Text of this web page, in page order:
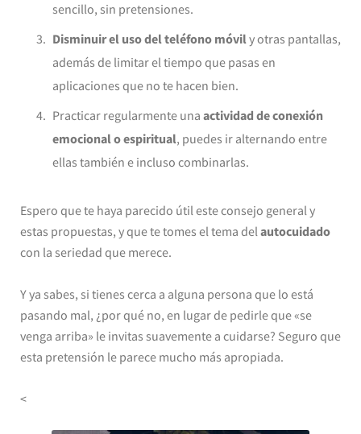
sencillo, sin pretensiones.
Disminuir el uso del teléfono móvily otras pantallas,
además de limitar el tiempo que pasas en
aplicaciones que no te hacen bien.
Practicar regularmente una actividad de conexión
emocional o espiritual, puedes ir alternando entre
ellas también e incluso combinarlas.
Espero que te haya parecido útil este consejo general y
estas propuestas, y que te tomes el tema delautocuidado
con la seriedad que merece.
Y ya sabes, si tienes cerca a alguna persona que lo está
pasando mal, ¿por qué no, en lugar de pedirle que «se
venga arriba» le invitas suavemente a cuidarse? Seguro que
esta pretensión le parece mucho más apropiada.
<